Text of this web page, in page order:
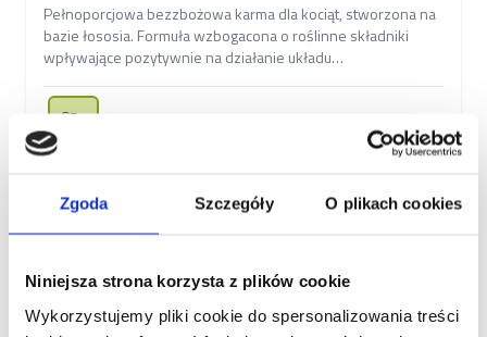
Zgoda Szczegóły O plikach cookies
Niniejsza strona korzysta z plików cookie
Wykorzystujemy pliki cookie do spersonalizowania treści
Pełnoporcjowa bezzbożowa karma dla kociąt, stworzona na
bazie łososia. Formuła wzbogacona o roślinne składniki
wpływające pozytywnie na działanie układu
85g
5,20 zł